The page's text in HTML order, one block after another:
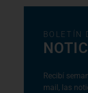
BOLETÍN
Recibí
mail, las